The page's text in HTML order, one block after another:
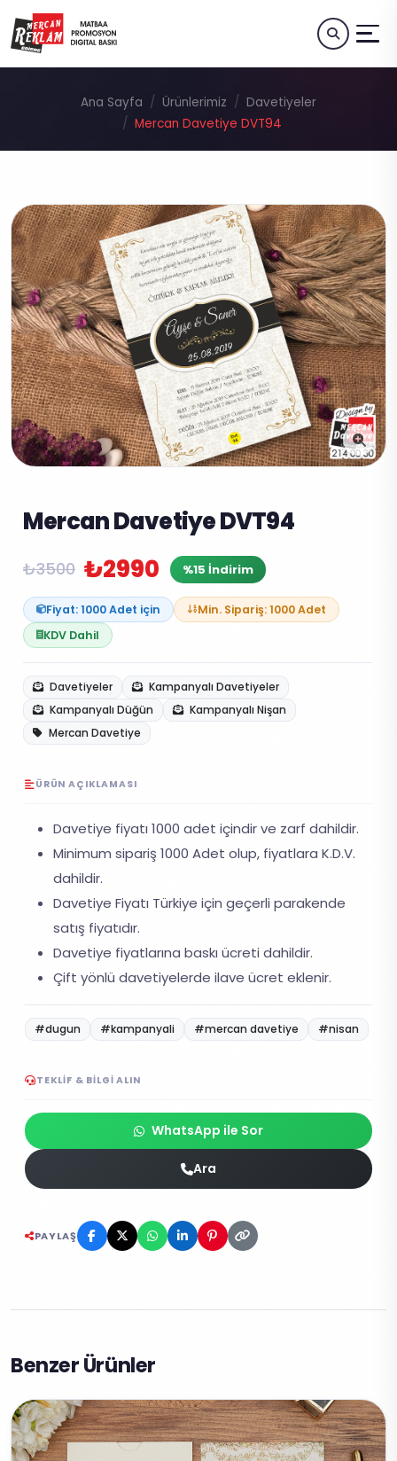
Ana Sayfa Ürünlerimiz
Davetiyeler
Mercan Davetiye DVT94
Mercan Davetiye DVT94
₺3500 ₺2990 %15 İndirim
Fiyat: 1000 Adet için
Min. Sipariş: 1000 Adet
KDV Dahil
Davetiyeler
Kampanyalı Davetiyeler
Kampanyalı Düğün
Kampanyalı Nişan
Mercan Davetiye
ÜRÜN AÇIKLAMASI
Davetiye fiyatı 1000 adet içindir ve zarf dahildir.
Minimum sipariş 1000 Adet olup, fiyatlara K.D.V.
dahildir.
Davetiye Fiyatı Türkiye için geçerli parakende
satış fiyatıdır.
Davetiye fiyatlarına baskı ücreti dahildir.
Çift yönlü davetiyelerde ilave ücret eklenir.
#dugun #kampanyali #mercan davetiye #nisan
TEKLIF & BILGI ALIN
WhatsApp ile Sor
Ara
PAYLAŞ
Benzer Ürünler